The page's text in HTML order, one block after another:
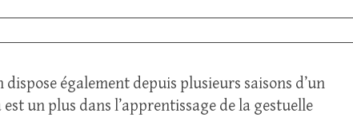
dispose également depuis plusieurs saisons d’un
est un plus dans l’apprentissage de la gestuelle